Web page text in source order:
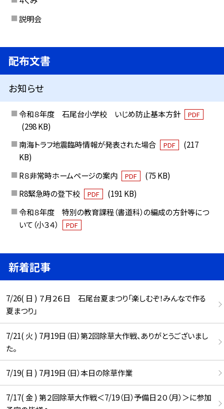
説明会
配布文書
お知らせ
令和８年度 石尾台小学校 いじめ防止基本方針 PDF
(298 KB)
南海トラフ地震臨時情報が発表された場合
PDF
(217
KB)
R８非常時ホームページの案内
PDF
(75 KB)
R8緊急時の登下校
PDF
(191 KB)
令和８年度 特別の教育課程（書道科）の編成の方針等につ
いて（小３４）
PDF
新着記事
7/26( 日 ) ７月２６日 石尾台夏まつり「楽しむぞ！みんなで作る
夏まつり」
7/21( 火 ) 7月19日（日）第2回除草大作戦、ありがとうございまし
た。
7/19( 日 ) 7月19日（日）本日の除草作業
7/17( 金 ) 第２回除草大作戦＜7/19（日）予備日２０（月）＞に参加